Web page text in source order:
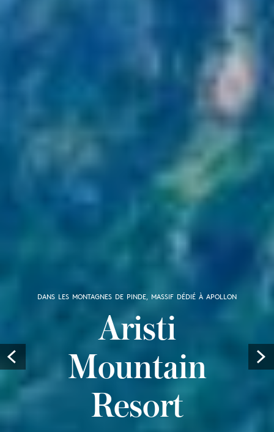
DANS LES MONTAGNES DE PINDE, MASSIF DÉDIÉ À APOLLON
Aristi
Mountain
Resort